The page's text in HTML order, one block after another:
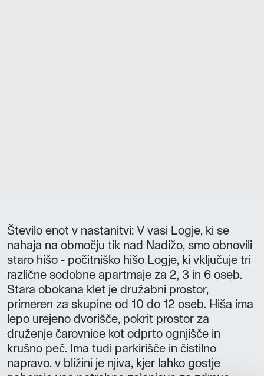
Število enot v nastanitvi: V vasi Logje, ki se
nahaja na območju tik nad Nadižo, smo obnovili
staro hišo - počitniško hišo Logje, ki vključuje tri
različne sodobne apartmaje za 2, 3 in 6 oseb.
Stara obokana klet je družabni prostor,
primeren za skupine od 10 do 12 oseb. Hiša ima
lepo urejeno dvorišče, pokrit prostor za
druženje čarovnice kot odprto ognjišče in
krušno peč. Ima tudi parkirišče in čistilno
napravo. v bližini je njiva, kjer lahko gostje